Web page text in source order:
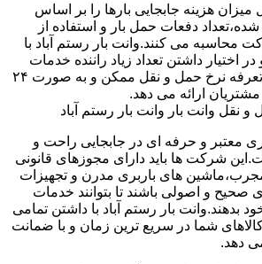
هزینه جابجایی بارها را بر اساس
دفعات حمل بار و استفاده از
محاسبه می کنند.وانت بار رستم آباد با
اختیار داشتن تعداد زیاد راننده خدمات
خود را با مناسب ترین تعرفه نرخ حمل و نقل ممکن و به صورت ۲۴
ارائه می دهد.
وانت بار وانت بار رستم آباد
معتبر و حرفه ای در جابجایی راحت و
شرکت ها باید دارای مجوزهای قانونی
مجرب،ماشین های باربری مدرن و تجهیزات
و اصولی باشند تا بتوانند خدمات
بدهند.وانت بار رستم آباد با داشتن تمامی
کالاهای شما در سریع ترین زمان و با ضمانت
دهد.